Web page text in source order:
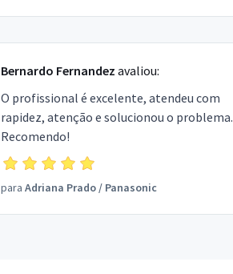
Bernardo Fernandez avaliou:
O profissional é excelente, atendeu com
rapidez, atenção e solucionou o problema.
Recomendo!
para Adriana Prado/ Panasonic